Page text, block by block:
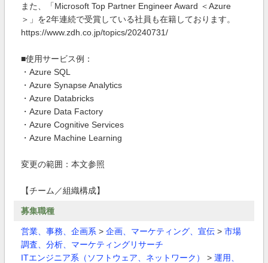
また、「Microsoft Top Partner Engineer Award ＜Azure
＞」を2年連続で受賞している社員も在籍しております。
https://www.zdh.co.jp/topics/20240731/
■使用サービス例：
・Azure SQL
・Azure Synapse Analytics
・Azure Databricks
・Azure Data Factory
・Azure Cognitive Services
・Azure Machine Learning
変更の範囲：本文参照
【チーム／組織構成】
募集職種
営業、事務、企画系 > 企画、マーケティング、宣伝 > 市場
調査、分析、マーケティングリサーチ
ITエンジニア系（ソフトウェア、ネットワーク）
> 運用、